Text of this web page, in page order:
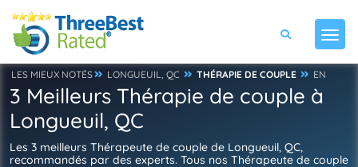
LES MIEUX NOTÉS LONGUEUIL, QC THÉRAPIE DE COUPLE EN
3 Meilleurs Thérapie de couple à
Longueuil, QC
Les 3 meilleurs Thérapeute de couple de Longueuil, QC,
recommandés par des experts. Tous nos Thérapeute de couple